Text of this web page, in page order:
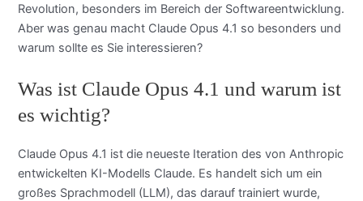
Revolution, besonders im Bereich der Softwareentwicklung.
Aber was genau macht Claude Opus 4.1 so besonders und
warum sollte es Sie interessieren?
Was ist Claude Opus 4.1 und warum ist
es wichtig?
Claude Opus 4.1 ist die neueste Iteration des von Anthropic
entwickelten KI-Modells Claude. Es handelt sich um ein
großes Sprachmodell (LLM), das darauf trainiert wurde,